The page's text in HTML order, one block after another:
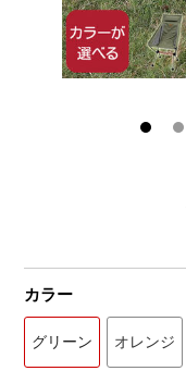
カラー
グリーン オレンジ